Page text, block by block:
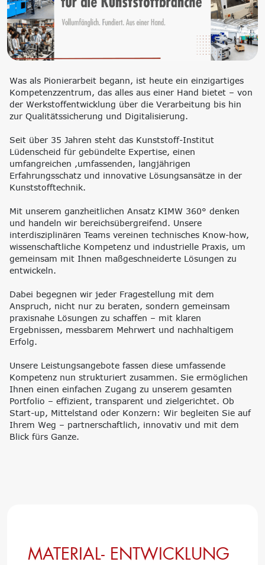
‘Lernen formt
Zukunft’
Management
Trägergesellschaft
e.V.
Transformation,
Umsetzung
Innovationsnetzwerke
Internationalisierung
EcoDesign
Portfolio
Doppelte
Wesentlichkeit, KPI &
Strategien
Footprint (CCF)
Environmental Product
Declaration (EPD)
Was als Pionierarbeit begann, ist heute ein einzigartiges
Kompetenzzentrum, das alles aus einer Hand bietet – von
der Werkstoffentwicklung über die Verarbeitung bis hin
zur Qualitätssicherung und Digitalisierung.
Seit über 35 Jahren steht das Kunststoff-Institut
Lüdenscheid für gebündelte Expertise, einen
umfangreichen ,umfassenden, langjährigen
Erfahrungsschatz und innovative Lösungsansätze in der
Kunststofftechnik.
Mit unserem ganzheitlichen Ansatz KIMW 360° denken
und handeln wir bereichsübergreifend. Unsere
interdisziplinären Teams vereinen technisches Know-how,
wissenschaftliche Kompetenz und industrielle Praxis, um
gemeinsam mit Ihnen maßgeschneiderte Lösungen zu
entwickeln.
Dabei begegnen wir jeder Fragestellung mit dem
Anspruch, nicht nur zu beraten, sondern gemeinsam
praxisnahe Lösungen zu schaffen – mit klaren
Ergebnissen, messbarem Mehrwert und nachhaltigem
Erfolg.
Unsere Leistungsangebote fassen diese umfassende
Kompetenz nun strukturiert zusammen. Sie ermöglichen
Ihnen einen einfachen Zugang zu unserem gesamten
Portfolio – effizient, transparent und zielgerichtet. Ob
Start-up, Mittelstand oder Konzern: Wir begleiten Sie auf
Ihrem Weg – partnerschaftlich, innovativ und mit dem
Blick fürs Ganze.
MATERIAL- ENTWICKLUNG